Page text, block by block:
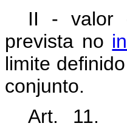
II - valor
prevista no
limite
conjunto.
Art. 11.